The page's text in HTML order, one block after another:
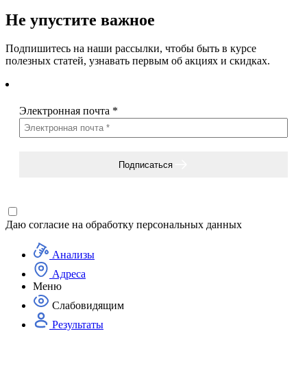
Не упустите важное
Подпишитесь на наши рассылки, чтобы быть в курсе
полезных статей, узнавать первым об акциях и скидках.
Электронная почта *
Подписаться
Даю согласие на обработку персональных данных
Анализы
Адреса
Меню
Слабовидящим
Результаты